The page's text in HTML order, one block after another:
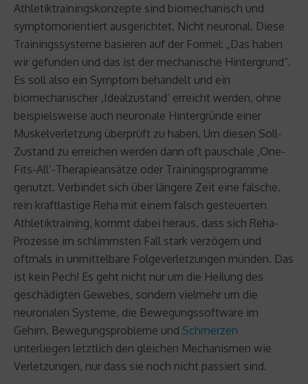
Athletiktrainingskonzepte sind biomechanisch und
symptomorientiert ausgerichtet. Nicht neuronal. Diese
Trainingssysteme basieren auf der Formel: „Das haben
wir gefunden und das ist der mechanische Hintergrund“.
Es soll also ein Symptom behandelt und ein
biomechanischer ‚Idealzustand‘ erreicht werden, ohne
beispielsweise auch neuronale Hintergründe einer
Muskelverletzung überprüft zu haben. Um diesen Soll-
Zustand zu erreichen werden dann oft pauschale ‚One-
Fits-All’-Therapieansätze oder Trainingsprogramme
genutzt. Verbindet sich über längere Zeit eine falsche,
rein kraftlastige Reha mit einem falsch gesteuerten
Athletiktraining, kommt dabei heraus, dass sich Reha-
Prozesse im schlimmsten Fall stark verzögern und
oftmals in unmittelbare Folgeverletzungen münden. Das
ist kein Pech! Es geht nicht nur um die Heilung des
geschädigten Gewebes, sondern vielmehr um die
neuronalen Systeme, die Bewegungssoftware im
Gehirn. Bewegungsprobleme und Schmerzen
unterliegen letztlich den gleichen Mechanismen wie
Verletzungen, nur dass sie noch nicht passiert sind.